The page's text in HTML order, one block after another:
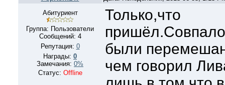
Абитуриент
Группа: Пользователи
Сообщений: 4
Репутация: 0
Награды: 0
Замечания: 0%
Статус: Offline
Только,что
были
чем говорил